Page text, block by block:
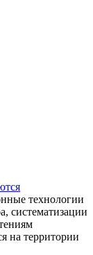
технологии
систематизации
на территории